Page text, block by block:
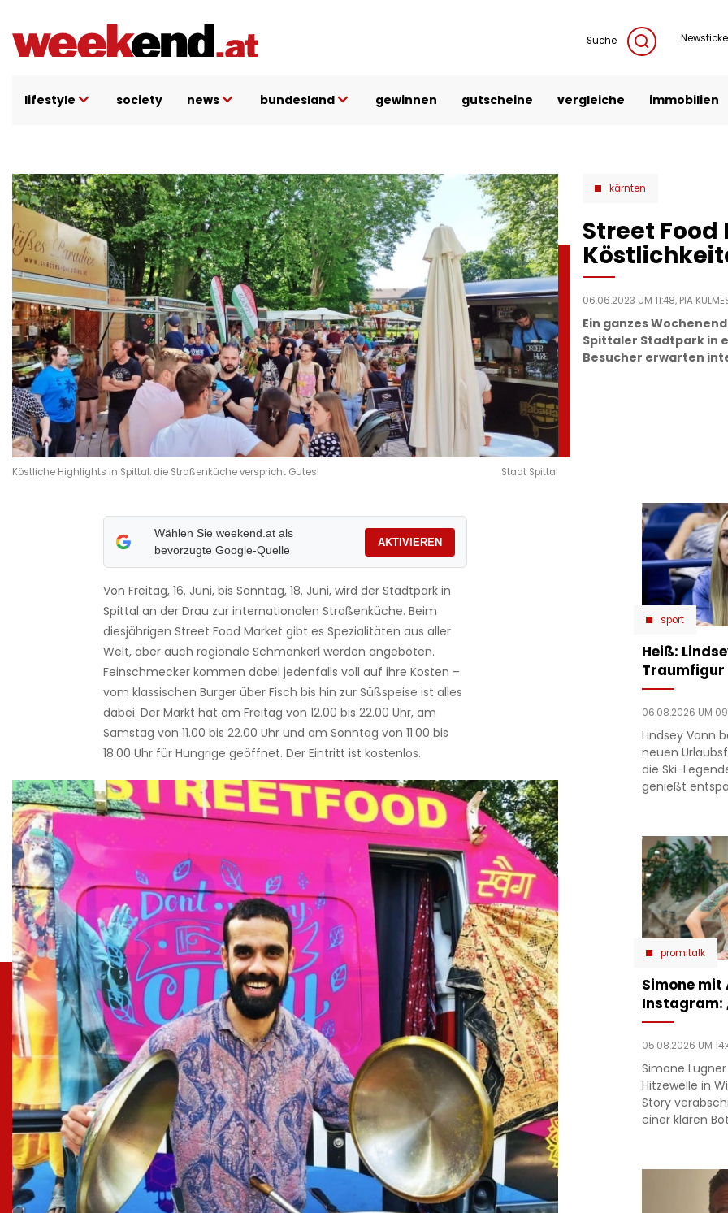
Inhalt
Suche
lifestyle society news bundesland gewinnen gutscheine vergleiche immobilien
Köstliche Highlights in Spittal: die Straßenküche verspricht Gutes! Stadt Spittal
kärnten
Street
06.06.2023 UM 11:48, PIA
Ein ganzes
Spittaler Stadtpark in
Besucher erwarten
Wählen Sie weekend.at als
bevorzugte Google-Quelle
AKTIVIEREN
Von Freitag, 16. Juni, bis Sonntag, 18. Juni, wird der Stadtpark in
Spittal an der Drau zur internationalen Straßenküche. Beim
diesjährigen Street Food Market gibt es Spezialitäten aus aller
Welt, aber auch regionale Schmankerl werden angeboten.
Feinschmecker kommen dabei jedenfalls voll auf ihre Kosten –
vom klassischen Burger über Fisch bis hin zur Süßspeise ist alles
dabei. Der Markt hat am Freitag von 12.00 bis 22.00 Uhr, am
Samstag von 11.00 bis 22.00 Uhr und am Sonntag von 11.00 bis
18.00 Uhr für Hungrige geöffnet. Der Eintritt ist kostenlos.
sport
Heiß:
Traumfigur
06.08.2026 UM
Lindsey Vonn
neuen
die Ski-
genießt
promitalk
Simone mit
Instagram:
05.08.2026 UM
Simone
Hitzewelle in
Story
einer klaren